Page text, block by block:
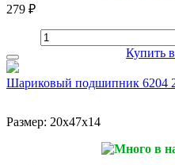
279 ₽
Купить
Шариковый подшипник 6204
Размер: 20x47x14